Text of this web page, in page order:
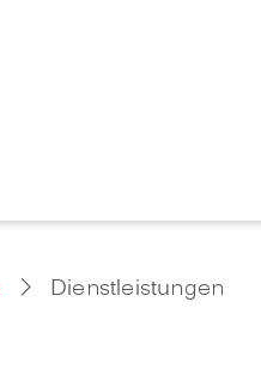
Dienstleistungen